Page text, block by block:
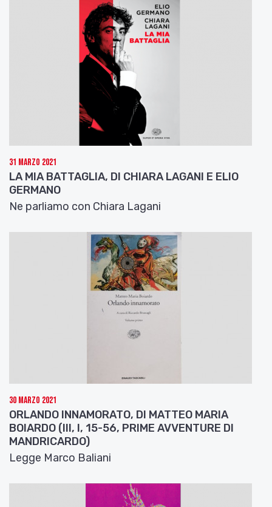
31 Marzo 2021
LA MIA BATTAGLIA, DI CHIARA LAGANI E ELIO
GERMANO
Ne parliamo con Chiara Lagani
30 Marzo 2021
ORLANDO INNAMORATO, DI MATTEO MARIA
BOIARDO (III, I, 15-56, PRIME AVVENTURE DI
MANDRICARDO)
Legge Marco Baliani